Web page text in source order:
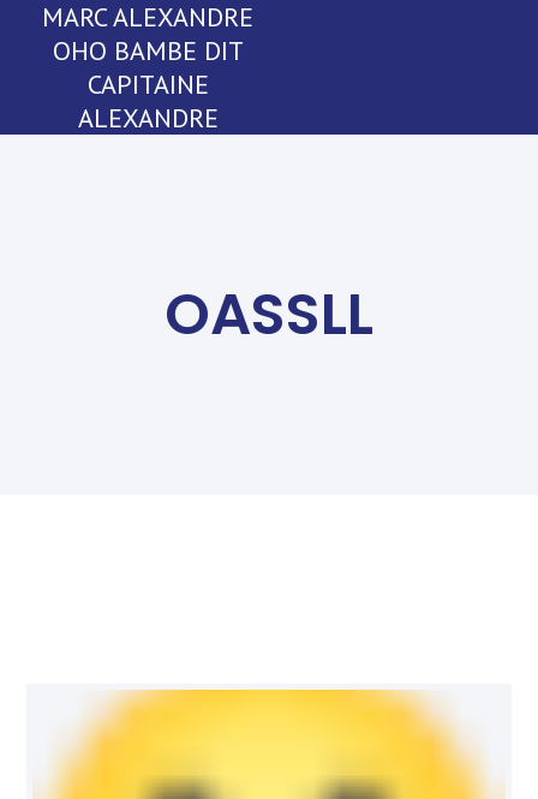
MARC ALEXANDRE
OHO BAMBE DIT
CAPITAINE
ALEXANDRE
OASSLL